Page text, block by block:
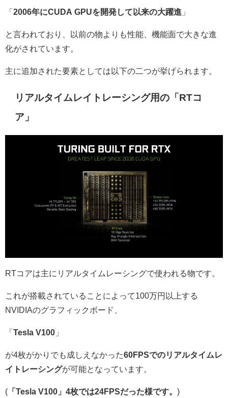
「 2006年にCUDA GPUを開発して以来の大躍進 」
と言われており、以前の物よりも性能、機能面で大きな進
化がされています。
主に追加された要素としては以下の二つが挙げられます。
リアルタイムレイトレーシング用の「RTコ
ア」
RTコアは主にリアルタイムレーシングで使われる物です。
これが搭載されていることによって100万円以上する
NVIDIAのグラフィックボード、
「 Tesla V100 」
が4枚がかりでも成しえなかった60FPSでのリアルタイムレ
イトレーシングが可能となっています。
( 「Tesla V100」4枚では24FPSだった様です。 )